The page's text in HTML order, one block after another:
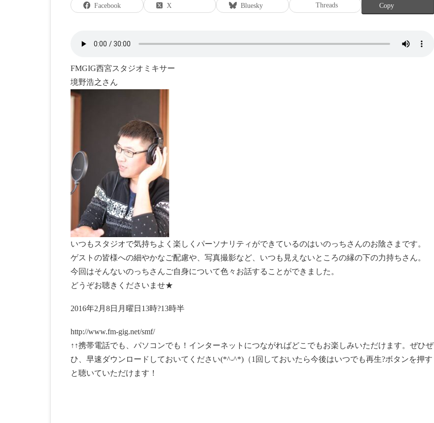
Facebook X Bluesky Threads Copy
FMGIG西宮スタジオミキサー
境野浩之さん
いつもスタジオで気持ちよく楽しくパーソナリティができているのはいのっちさんのお陰さまです。
ゲストの皆様への細やかなご配慮や、写真撮影など、いつも見えないところの縁の下の力持ちさん。
今回はそんないのっちさんご自身について色々お話することができました。
どうぞお聴きくださいませ★
2016年2月8日月曜日13時?13時半
http://www.fm-gig.net/smf/
↑↑携帯電話でも、パソコンでも！インターネットにつながればどこでもお楽しみいただけます。ぜひぜ
ひ、早速ダウンロードしておいてください(*^-^*)（1回しておいたら今後はいつでも再生?ボタンを押す
と聴いていただけます！